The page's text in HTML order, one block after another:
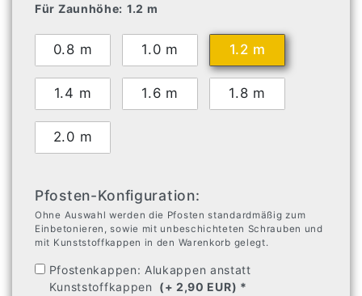
Für Zaunhöhe: 1.2 m
0.8 m 1.0 m 1.2 m
1.4 m 1.6 m 1.8 m
2.0 m
Pfosten-Konfiguration:
Ohne Auswahl werden die Pfosten standardmäßig zum
Einbetonieren, sowie mit unbeschichteten Schrauben und
mit Kunststoffkappen in den Warenkorb gelegt.
Pfostenkappen: Alukappen anstatt
Kunststoffkappen
(+ 2,90 EUR) *